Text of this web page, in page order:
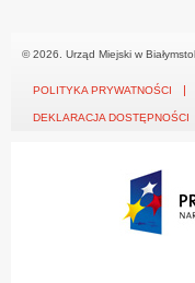
© 2026. Urząd Miejski w
POLITYKA PRYWATNOŚCI
DEKLARACJA DOSTĘPNOŚCI